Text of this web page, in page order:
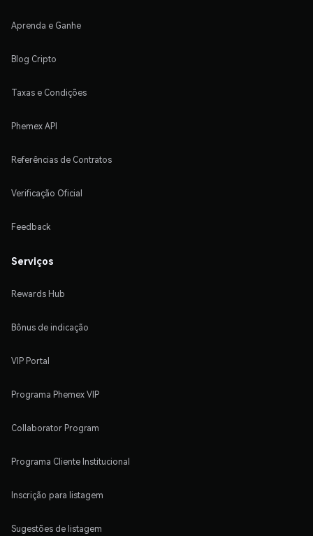
Aprenda e Ganhe
Blog Cripto
Taxas e Condições
Phemex API
Referências de Contratos
Verificação Oficial
Feedback
Serviços
Rewards Hub
Bônus de indicação
VIP Portal
Programa Phemex VIP
Collaborator Program
Programa Cliente Institucional
Inscrição para listagem
Sugestões de listagem